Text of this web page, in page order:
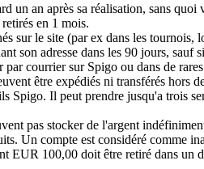
un an après sa réalisation, sans
en 1 mois.
sur le site (par ex dans les tournois,
son adresse dans les 90 jours,
courrier sur Spigo ou dans de
être expédiés ni transférés hors
Spigo. Il peut prendre jusqu'a trois
pas stocker de l'argent
Un compte est considéré comme
EUR 100,00 doit être retiré dans un